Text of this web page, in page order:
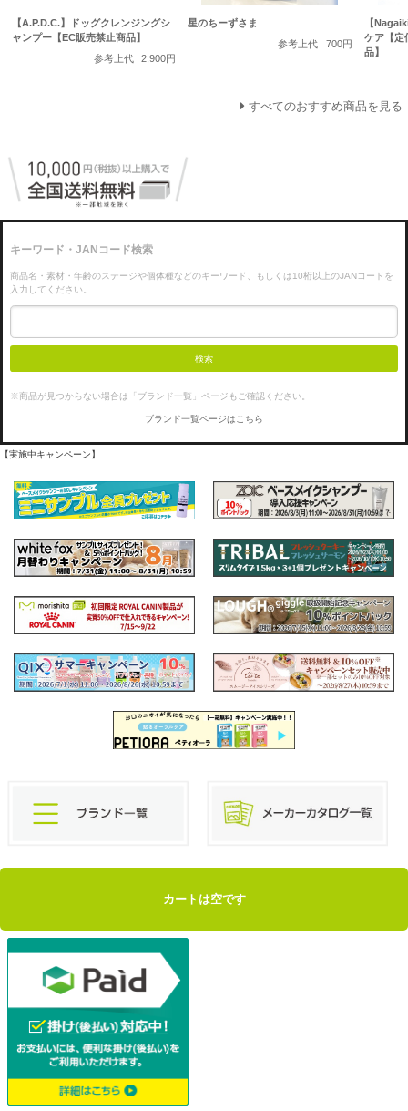
【A.P.D.C.】ドッグクレンジングシ
ャンプー【EC販売禁止商品】
参考上代
2,900円
星のちーずさま
参考上代
700円
【
ケア【定
品】
すべてのおすすめ商品を見る
キーワード・JANコード検索
商品名・素材・年齢のステージや個体種などのキーワード、もしくは10桁以上のJANコードを
入力してください。
検索
※商品が見つからない場合は「ブランド一覧」ページもご確認ください。
ブランド一覧ページはこちら
【実施中キャンペーン】
カートは空です